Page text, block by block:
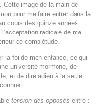
Cette image de la main de
pour me faire entrer dans la
cours des quinze années
radicale de ma
de complétude.
la foi de mon enfance, ce qui
université mormone, de
et de dire adieu à la seule
tension des opposés entre :